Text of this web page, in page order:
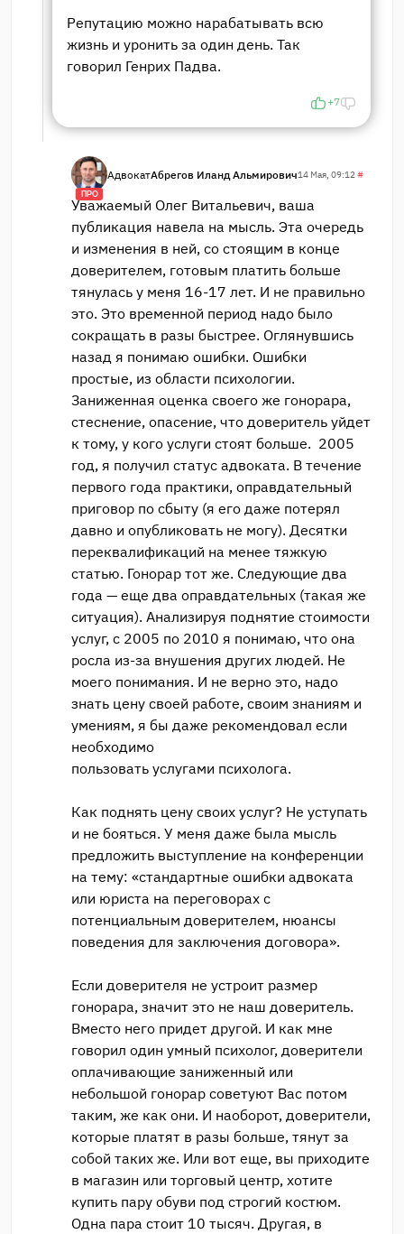
Репутацию можно нарабатывать всю
жизнь и уронить за один день. Так
говорил Генрих Падва.
+7
ПРО
АдвокатАбрегов Иланд Альмирович14 Мая, 09:12#
Уважаемый Олег Витальевич, ваша
публикация навела на мысль. Эта очередь
и изменения в ней, со стоящим в конце
доверителем, готовым платить больше
тянулась у меня 16-17 лет. И не правильно
это. Это временной период надо было
сокращать в разы быстрее. Оглянувшись
назад я понимаю ошибки. Ошибки
простые, из области психологии.
Заниженная оценка своего же гонорара,
стеснение, опасение, что доверитель уйдет
к тому, у кого услуги стоят больше. 2005
год, я получил статус адвоката. В течение
первого года практики, оправдательный
приговор по сбыту (я его даже потерял
давно и опубликовать не могу). Десятки
переквалификаций на менее тяжкую
статью. Гонорар тот же. Следующие два
года — еще два оправдательных (такая же
ситуация). Анализируя поднятие стоимости
услуг, с 2005 по 2010 я понимаю, что она
росла из-за внушения других людей. Не
моего понимания. И не верно это, надо
знать цену своей работе, своим знаниям и
умениям, я бы даже рекомендовал если
необходимо
пользовать услугами психолога.
Как поднять цену своих услуг? Не уступать
и не бояться. У меня даже была мысль
предложить выступление на конференции
на тему: «стандартные ошибки адвоката
или юриста на переговорах с
потенциальным доверителем, нюансы
поведения для заключения договора».
Если доверителя не устроит размер
гонорара, значит это не наш доверитель.
Вместо него придет другой. И как мне
говорил один умный психолог, доверители
оплачивающие заниженный или
небольшой гонорар советуют Вас потом
таким, же как они. И наоборот, доверители,
которые платят в разы больше, тянут за
собой таких же. Или вот еще, вы приходите
в магазин или торговый центр, хотите
купить пару обуви под строгий костюм.
Одна пара стоит 10 тысяч. Другая, в